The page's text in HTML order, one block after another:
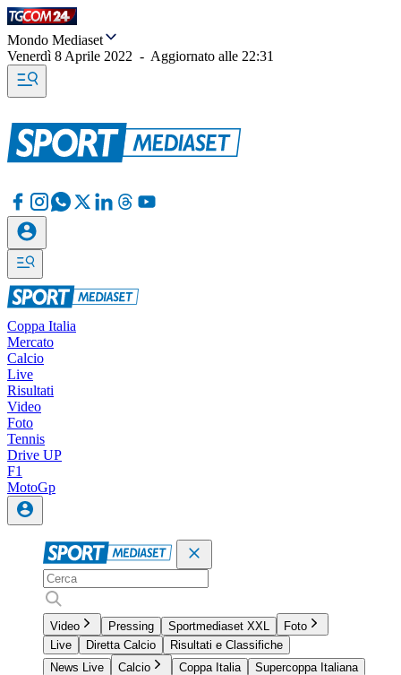
Mondo Mediaset
Venerdì 8 Aprile 2022 - Aggiornato alle 22:31
Coppa Italia
Mercato
Calcio
Live
Risultati
Video
Foto
Tennis
Drive UP
F1
MotoGp
Video Pressing Sportmediaset XXL
Foto
Live
Diretta Calcio
Risultati e Classifiche
News Live
Calcio Coppa Italia
Supercoppa Italiana